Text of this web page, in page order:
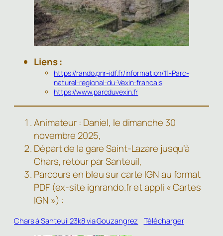
Liens :
https://rando.pnr-idf.fr/information/11-Parc-
naturel-regional-du-Vexin-francais
https://www.parcduvexin.fr
Animateur : Daniel, le dimanche 30
novembre 2025,
Départ de la gare Saint-Lazare jusqu’à
Chars, retour par Santeuil,
Parcours en bleu sur carte IGN au format
PDF (ex-site ignrando.fr et appli « Cartes
IGN ») :
Chars à Santeuil 23k8 via Gouzangrez Télécharger